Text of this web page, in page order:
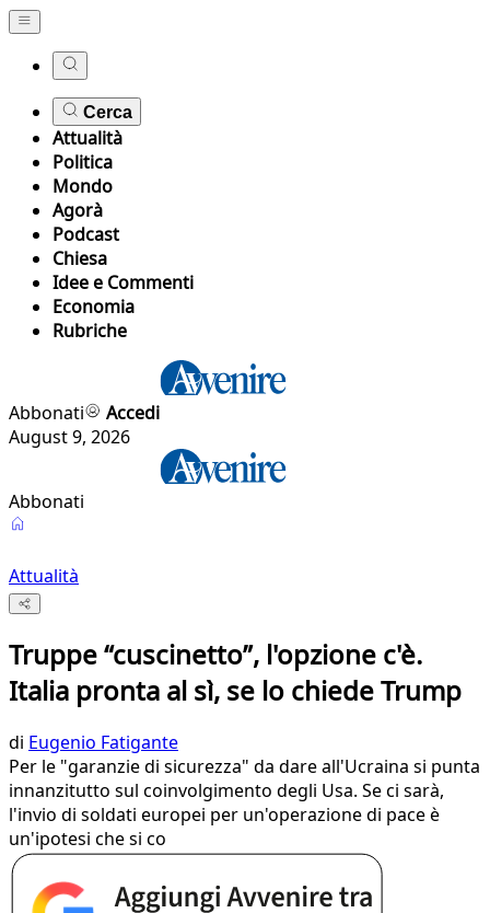
Cerca
Attualità
Politica
Mondo
Agorà
Podcast
Chiesa
Idee e Commenti
Economia
Rubriche
Abbonati
Accedi
August 9, 2026
Abbonati
Attualità
Truppe “cuscinetto”, l'opzione c'è.
Italia pronta al sì, se lo chiede Trump
di Eugenio Fatigante
Per le "garanzie di sicurezza" da dare all'Ucraina si punta
innanzitutto sul coinvolgimento degli Usa. Se ci sarà,
l'invio di soldati europei per un'operazione di pace è
un'ipotesi che si co